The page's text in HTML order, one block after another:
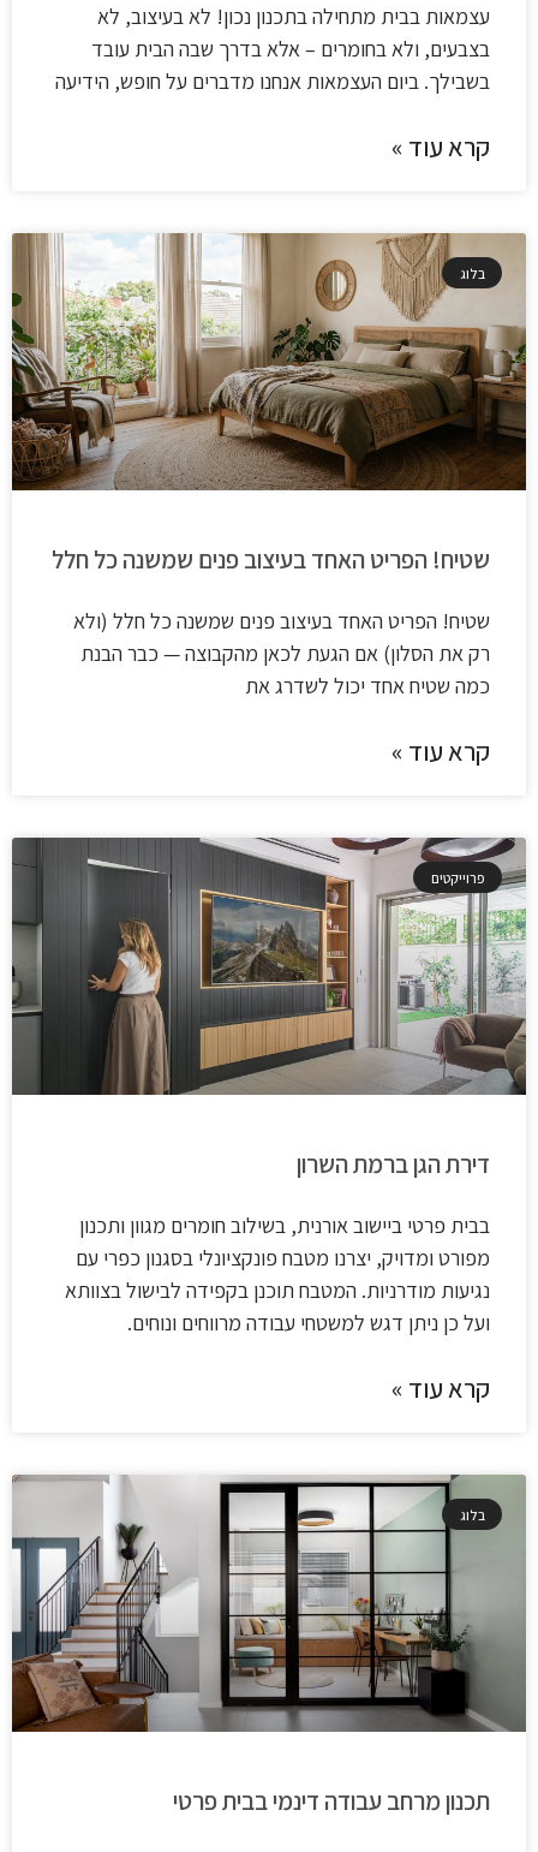
עצמאות בבית מתחילה בתכנון נכון! לא בעיצוב, לא
בצבעים, ולא בחומרים – אלא בדרך שבה הבית עובד
בשבילך. ביום העצמאות אנחנו מדברים על חופש, הידיעה
קרא עוד »
בלוג
שטיח! הפריט האחד בעיצוב פנים שמשנה כל חלל
שטיח! הפריט האחד בעיצוב פנים שמשנה כל חלל (ולא
רק את הסלון) אם הגעת לכאן מהקבוצה — כבר הבנת
כמה שטיח אחד יכול לשדרג את
קרא עוד »
פרוייקטים
דירת הגן ברמת השרון
בבית פרטי ביישוב אורנית, בשילוב חומרים מגוון ותכנון
מפורט ומדויק, יצרנו מטבח פונקציונלי בסגנון כפרי עם
נגיעות מודרניות. המטבח תוכנן בקפידה לבישול בצוותא
ועל כן ניתן דגש למשטחי עבודה מרווחים ונוחים.
קרא עוד »
בלוג
תכנון מרחב עבודה דינמי בבית פרטי